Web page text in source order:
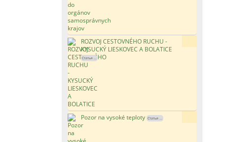
ROZVOJ CESTOVNÉHO RUCHU -
KYSUCKÝ LIESKOVEC A BOLATICE
Статья ...
Pozor na vysoké teploty Статья ...